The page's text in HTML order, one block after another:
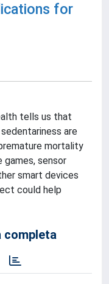
for
tells us that
are
mortality
games, sensor
smart devices
could help
completa